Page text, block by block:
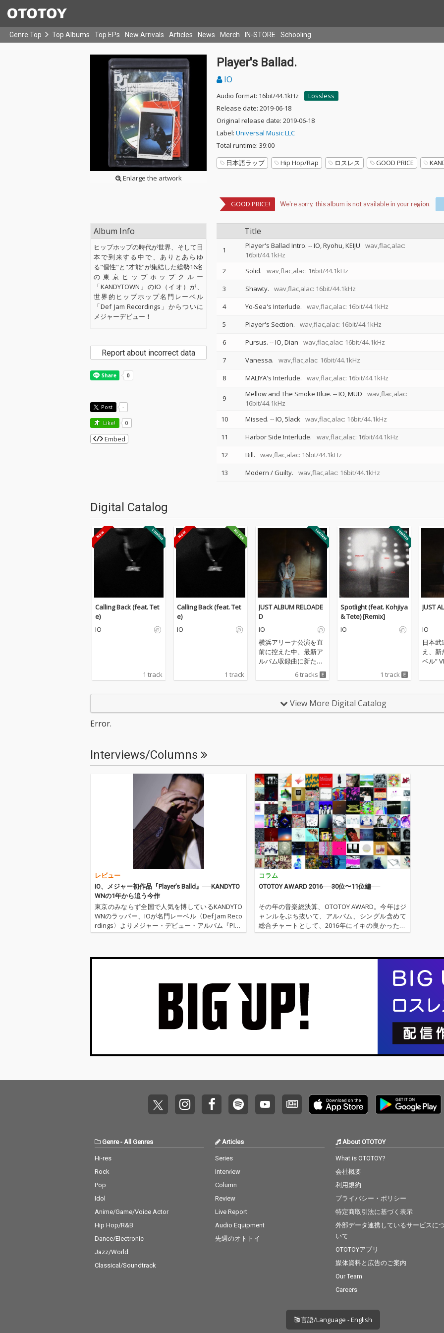
Genre Top Top Albums Top EPs New Arrivals Articles News Merch IN-STORE Schooling
Enlarge the artwork
Player's Ballad.
IO
Audio format: 16bit/44.1kHz
Lossless
Release date: 2019-06-18
Original release date: 2019-06-18
Label: Universal Music LLC
Total runtime: 39:00
日本語ラップ
Hip Hop/Rap ロスレス GOOD PRICE
GOOD PRICE!
Title
1 Player's Ballad Intro. --IO Ryohu KEIJU
wav,flac,alac:
16bit/44.1kHz
2 Solid. wav,flac,alac: 16bit/44.1kHz
3
Shawty. wav,flac,alac: 16bit/44.1kHz
4
Yo-Sea's Interlude. wav,flac,alac: 16bit/44.1kHz
5
Player's Section. wav,flac,alac: 16bit/44.1kHz
6
Pursus. --IO Dian wav,flac,alac: 16bit/44.1kHz
7
Vanessa. wav,flac,alac: 16bit/44.1kHz
8
MALIYA's Interlude. wav,flac,alac: 16bit/44.1kHz
9 Mellow and The Smoke Blue. --IO MUD
wav,flac,alac:
16bit/44.1kHz
10 Missed. --IO 5lack wav,flac,alac: 16bit/44.1kHz
11
Harbor Side Interlude. wav,flac,alac: 16bit/44.1kHz
12
Bill. wav,flac,alac: 16bit/44.1kHz
13
Modern / Guilty. wav,flac,alac: 16bit/44.1kHz
Album Info
ヒップホップの時代が世界、そして日
本で到来する中で、ありとあらゆ
る"個性"と"才能"が集結した総勢16名
の東京ヒップホップクルー
「KANDYTOWN」のIO（イオ）が、
世界的ヒップホップ名門レーベル
「Def Jam Recordings」からついに
メジャーデビュー！
Report about incorrect data
Post -
Like! 0
Embed
Digital Catalog
Calling Back (feat. Tet
e)
IO
1 track
Calling Back (feat. Tet
e)
IO
1 track
JUST ALBUM RELOADE
D
IO
横浜アリーナ公演を直
前に控えた中、最新ア
ルバム収録曲に新たにf
eat陣にKohjiya, Tete,
MonyHorse, CFN Mali
えたリミックス曲と、
DJ KANJIプロデュース
6 tracks
Spotlight (feat. Kohjiya
& Tete) [Remix]
IO
1 track
JUST
IO
日本武
え、新
ベル”
S”を
Mとな
View More Digital Catalog
Error.
Interviews/Columns
レビュー
IO、メジャー初作品『Player’s Balld』──KANDYTO
WNの1年から追う今作
東京のみならず全国で人気を博しているKANDYTO
WNのラッパー、IOが名門レーベル〈Def Jam Reco
rdings〉よりメジャー・デビュー・アルバム『Play
er's Ballad.』をリリース! 大物ラッパー5lackや沖
コラム
OTOTOY AWARD 2016──30位〜11位編──
その年の音楽総決算、OTOTOY AWARD。今年はジ
ャンルをぶち抜いて、アルバム、シングル含めて
総合チャートとして、2016年にイキの良かった50
枚を選出しました。こちらでは30位から11位を発
Genre- All Genres
Hi-res
Rock
Pop
Idol
Anime/Game/Voice Actor
Hip Hop/R&B
Dance/Electronic
Jazz/World
Classical/Soundtrack
Articles
Series
Interview
Column
Review
Live Report
Audio Equipment
先週のオトトイ
About OTOTOY
What is OTOTOY?
会社概要
利用規約
プライバシー・ポリシー
特定商取引法に基づく表示
外部データ連携しているサービスにつ
いて
OTOTOYアプリ
媒体資料と広告のご案内
Our Team
Careers
言語/Language - English